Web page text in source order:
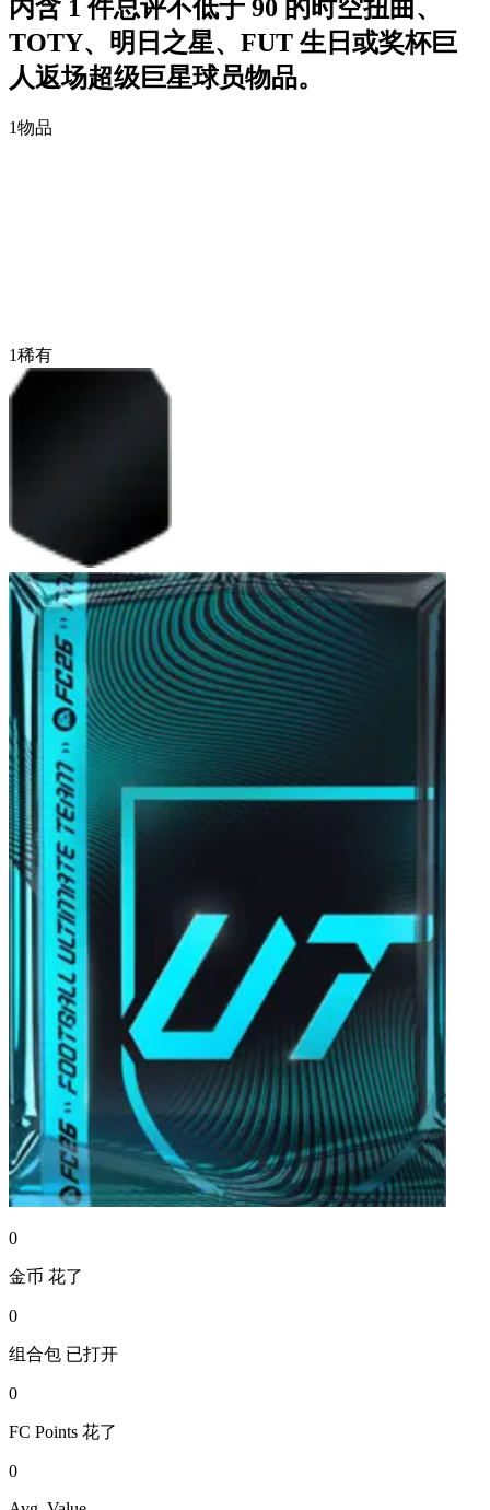
内含 1 件总评不低于 90 的时空扭曲、
TOTY、明日之星、FUT 生日或奖杯巨
人返场超级巨星球员物品。
1物品
1稀有
0
金币 花了
0
组合包 已打开
0
FC Points 花了
0